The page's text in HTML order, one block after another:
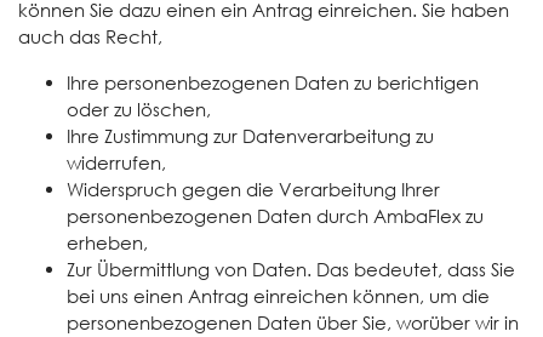
können Sie dazu einen ein Antrag einreichen. Sie haben
auch das Recht,
Ihre personenbezogenen Daten zu berichtigen
oder zu löschen,
Ihre Zustimmung zur Datenverarbeitung zu
widerrufen,
Widerspruch gegen die Verarbeitung Ihrer
personenbezogenen Daten durch AmbaFlex zu
erheben,
Zur Übermittlung von Daten. Das bedeutet, dass Sie
bei uns einen Antrag einreichen können, um die
personenbezogenen Daten über Sie, worüber wir in